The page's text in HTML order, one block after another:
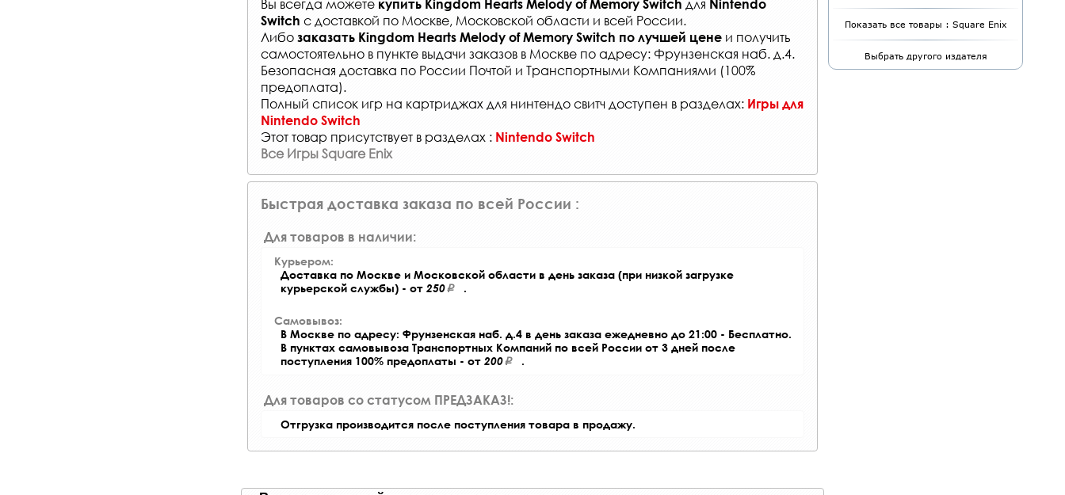
купить Kingdom Hearts Melody of Memory Switch
Nintendo
Switch с доставкой по Москве, Московской области и всей России.
Либо заказать Kingdom Hearts Melody of Memory Switch по лучшей цене и получить
самостоятельно в пункте выдачи заказов в Москве по адресу: Фрунзенская наб. д.4.
Безопасная доставка по России Почтой и Транспортными Компаниями (100%
предоплата).
Полный список игр на картриджах для нинтендо свитч доступен в разделах: Игры для
Nintendo Switch
Этот товар присутствует в разделах : Nintendo Switch
Все Игры Square Enix
Быстрая доставка заказа по всей России :
Для товаров в наличии:
Курьером:
Доставка по Москве и Московской области в день заказа (при низкой загрузке
курьерской службы) - от 250 .
Самовывоз:
В Москве по адресу: Фрунзенская наб. д.4 в день заказа ежедневно до 21:00 - Бесплатно.
В пунктах самовывоза Транспортных Компаний по всей России от 3 дней после
поступления 100% предоплаты - от 200 .
Для товаров со статусом ПРЕДЗАКАЗ!:
Отгрузка производится после поступления товара в продажу.
Показать все товары : Square Enix
Выбрать другого издателя